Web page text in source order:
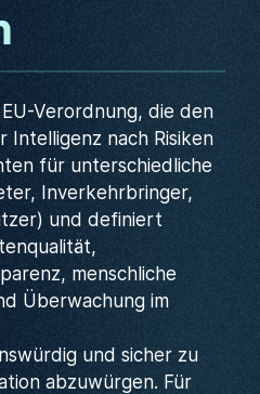
Verordnung, die den
Intelligenz nach Risiken
für unterschiedliche
Inverkehrbringer,
und definiert
menschliche
Überwachung im
und sicher zu
abzuwürgen. Für